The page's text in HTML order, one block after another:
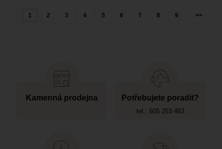
1 2 3 4 5 6 7 8 9 >>
Kamenná prodejna Potřebujete poradit?
tel.: 605 253 463